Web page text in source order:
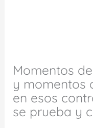
Momentos
y momentos
en esos
se prueba y